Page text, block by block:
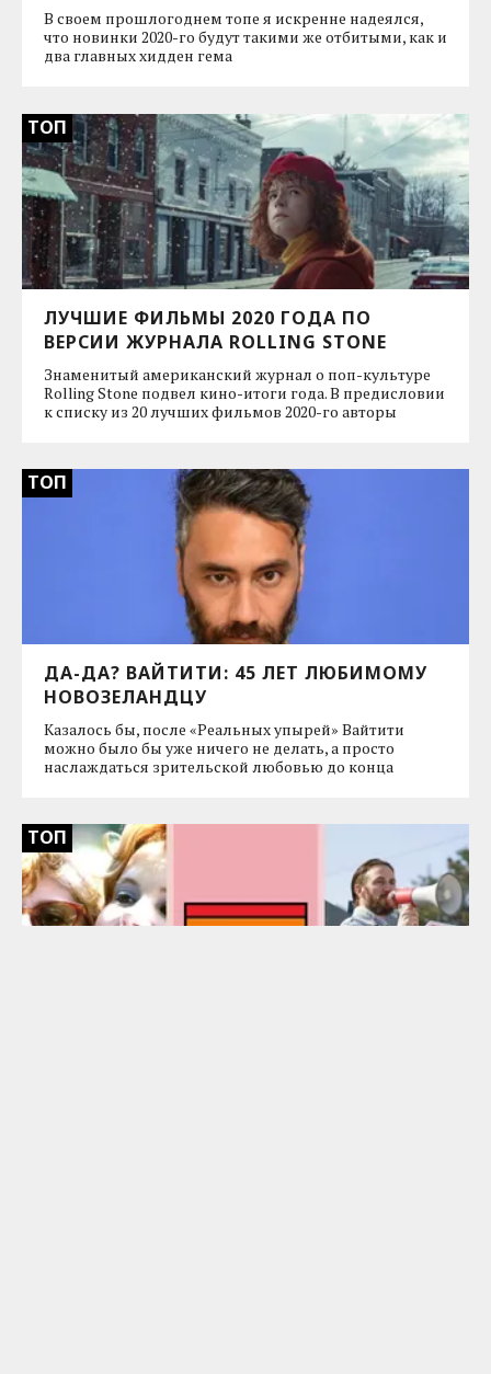
В своем прошлогоднем топе я искренне надеялся,
что новинки 2020-го будут такими же отбитыми, как и
два главных хидден гема
ТОП
ЛУЧШИЕ ФИЛЬМЫ 2020 ГОДА ПО
ВЕРСИИ ЖУРНАЛА ROLLING STONE
Знаменитый американский журнал о поп-культуре
Rolling Stone подвел кино-итоги года. В предисловии
к списку из 20 лучших фильмов 2020-го авторы
ТОП
ДА-ДА? ВАЙТИТИ: 45 ЛЕТ ЛЮБИМОМУ
НОВОЗЕЛАНДЦУ
Казалось бы, после «Реальных упырей» Вайтити
можно было бы уже ничего не делать, а просто
наслаждаться зрительской любовью до конца
ТОП